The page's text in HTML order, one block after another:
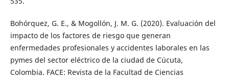
Bohórquez, G. E., & Mogollón, J. M. G. (2020). Evaluación del
impacto de los factores de riesgo que generan
enfermedades profesionales y accidentes laborales en las
pymes del sector eléctrico de la ciudad de Cúcuta,
Colombia. FACE: Revista de la Facultad de Ciencias